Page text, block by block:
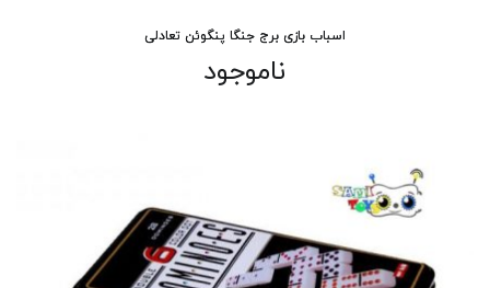
اسباب بازی برج جنگا پنگوئن تعادلی
ناموجود